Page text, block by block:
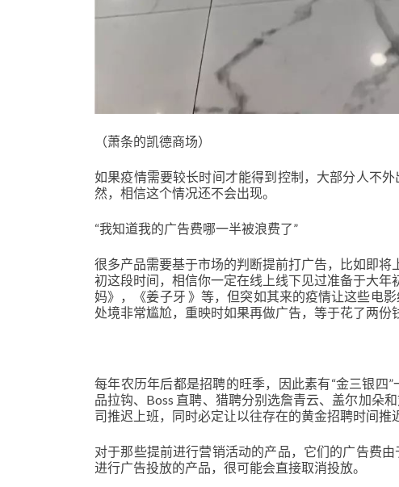
（萧条的凯德商场）
如果疫情需要较长时间才能得到控制，大部分人不
然，相信这个情况还不会出现。
“我知道我的广告费哪一半被浪费了”
很多产品需要基于市场的判断提前打广告，比如即
初这段时间，相信你一定在线上线下见过准备于大
妈》，《姜子牙 》等，但突如其来的疫情让这些电
处境非常尴尬，重映时如果再做广告，等于花了两份
每年农历年后都是招聘的旺季，因此素有“金三银四
品拉钩、Boss 直聘、猎聘分别选詹青云、盖尔加朵
司推迟上班，同时必定让以往存在的黄金招聘时间推
对于那些提前进行营销活动的产品，它们的广告费
进行广告投放的产品，很可能会直接取消投放。